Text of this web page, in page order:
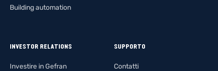
Building automation
INVESTOR RELATIONS
Investire in Gefran
SUPPORTO
Contatti